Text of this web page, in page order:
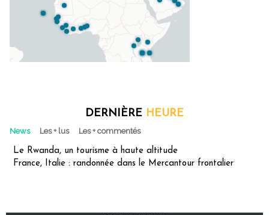
DERNIÈRE HEURE
News Les + lus Les + commentés
Le Rwanda, un tourisme à haute altitude
France, Italie : randonnée dans le Mercantour frontalier